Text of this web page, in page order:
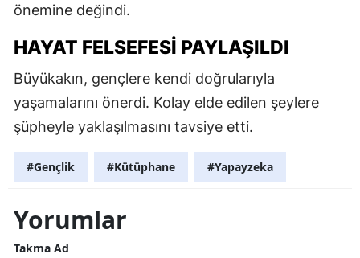
önemine değindi.
HAYAT FELSEFESI PAYLAŞILDI
Büyükakın, gençlere kendi doğrularıyla
yaşamalarını önerdi. Kolay elde edilen şeylere
şüpheyle yaklaşılmasını tavsiye etti.
#Gençlik #Kütüphane #Yapayzeka
Yorumlar
Takma Ad